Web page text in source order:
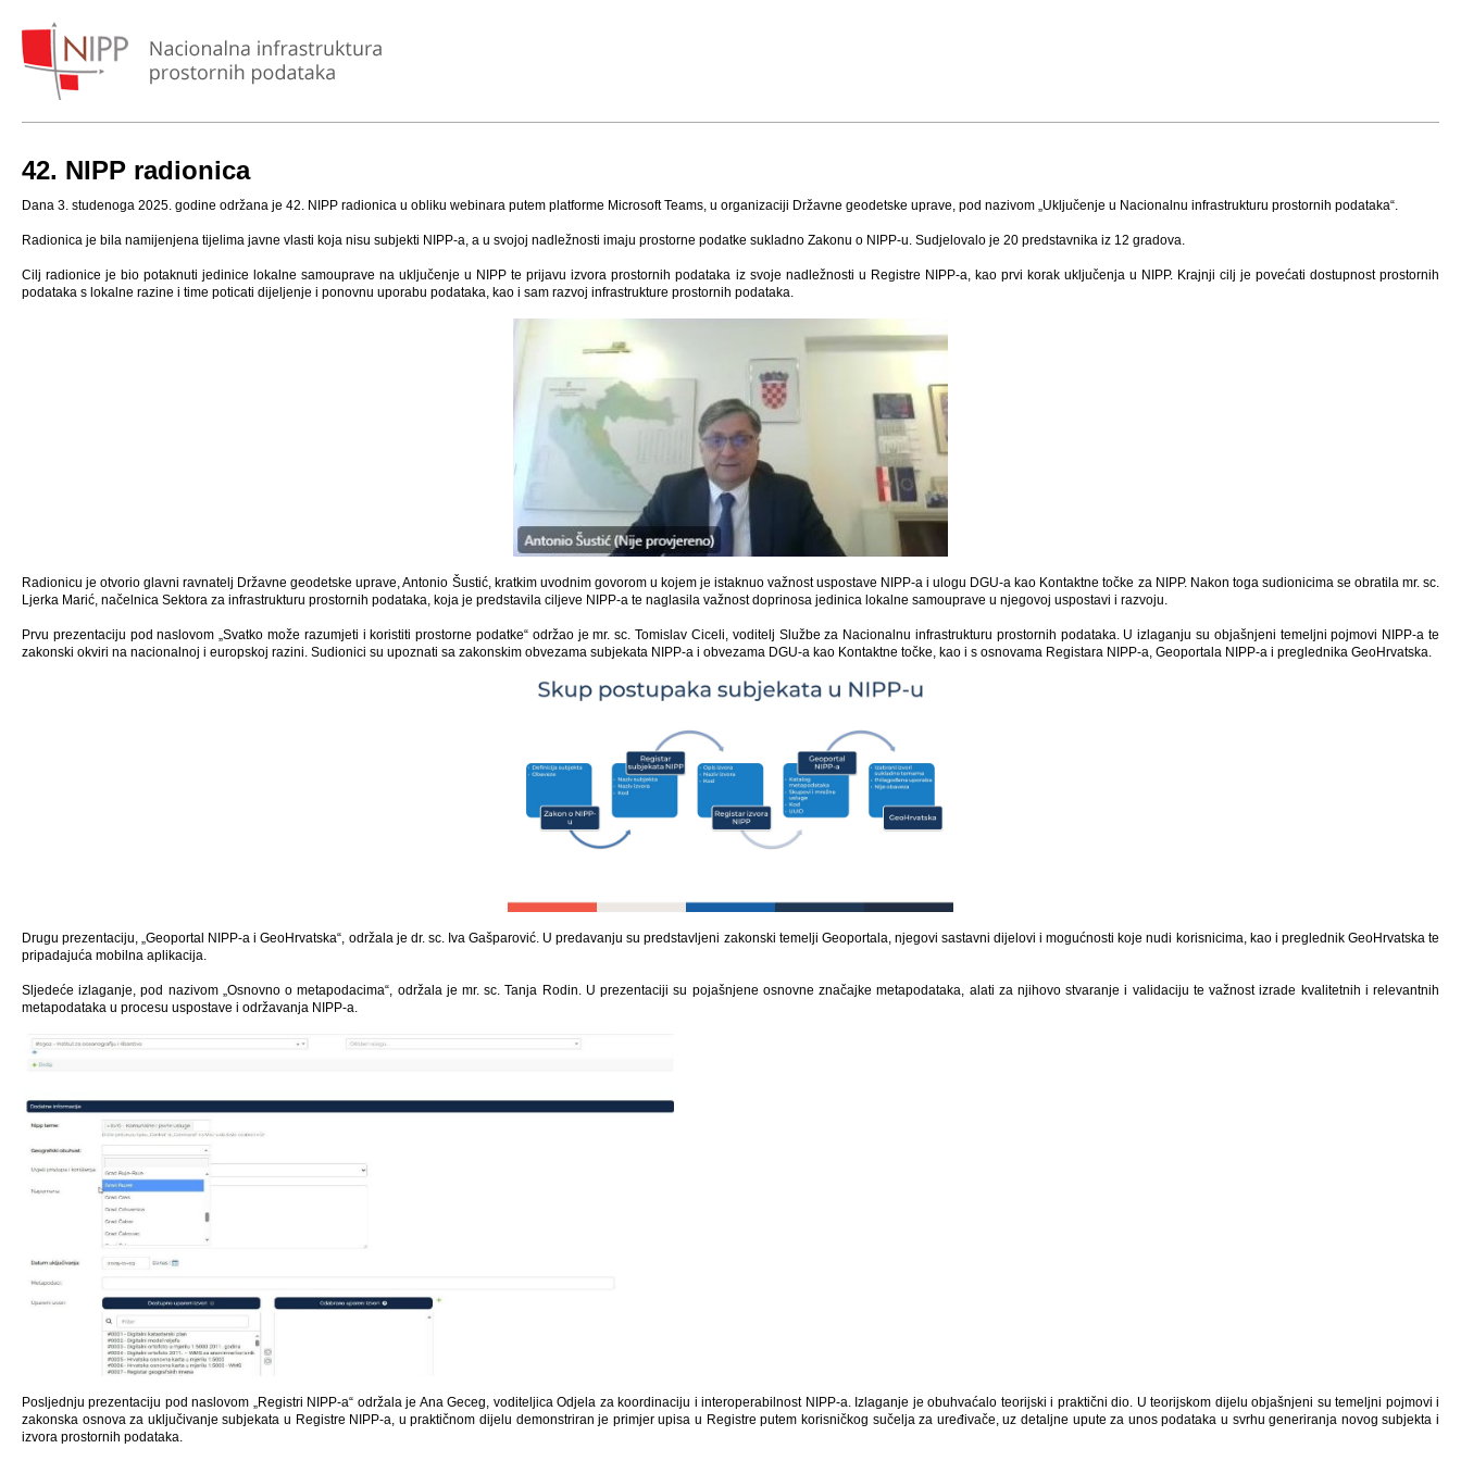
42. NIPP radionica
Dana 3. studenoga 2025. godine održana je 42. NIPP radionica u obliku webinara putem platforme Microsoft Teams, u organizaciji Državne geodetske uprave, pod nazivom „Uključenje u Nacionalnu infrastrukturu prostornih podataka“.
Radionica je bila namijenjena tijelima javne vlasti koja nisu subjekti NIPP-a, a u svojoj nadležnosti imaju prostorne podatke sukladno Zakonu o NIPP-u. Sudjelovalo je 20 predstavnika iz 12 gradova.
Cilj radionice je bio potaknuti jedinice lokalne samouprave na uključenje u NIPP te prijavu izvora prostornih podataka iz svoje nadležnosti u Registre NIPP-a, kao prvi korak uključenja u NIPP. Krajnji cilj je povećati dostupnost prostornih
podataka s lokalne razine i time poticati dijeljenje i ponovnu uporabu podataka, kao i sam razvoj infrastrukture prostornih podataka.
Radionicu je otvorio glavni ravnatelj Državne geodetske uprave, Antonio Šustić, kratkim uvodnim govorom u kojem je istaknuo važnost uspostave NIPP-a i ulogu DGU-a kao Kontaktne točke za NIPP. Nakon toga sudionicima se obratila mr. sc.
Ljerka Marić, načelnica Sektora za infrastrukturu prostornih podataka, koja je predstavila ciljeve NIPP-a te naglasila važnost doprinosa jedinica lokalne samouprave u njegovoj uspostavi i razvoju.
Prvu prezentaciju pod naslovom „Svatko može razumjeti i koristiti prostorne podatke“ održao je mr. sc. Tomislav Ciceli, voditelj Službe za Nacionalnu infrastrukturu prostornih podataka. U izlaganju su objašnjeni temeljni pojmovi NIPP-a te
zakonski okviri na nacionalnoj i europskoj razini. Sudionici su upoznati sa zakonskim obvezama subjekata NIPP-a i obvezama DGU-a kao Kontaktne točke, kao i s osnovama Registara NIPP-a, Geoportala NIPP-a i preglednika GeoHrvatska.
Drugu prezentaciju, „Geoportal NIPP-a i GeoHrvatska“, održala je dr. sc. Iva Gašparović. U predavanju su predstavljeni zakonski temelji Geoportala, njegovi sastavni dijelovi i mogućnosti koje nudi korisnicima, kao i preglednik GeoHrvatska te
pripadajuća mobilna aplikacija.
Sljedeće izlaganje, pod nazivom „Osnovno o metapodacima“, održala je mr. sc. Tanja Rodin. U prezentaciji su pojašnjene osnovne značajke metapodataka, alati za njihovo stvaranje i validaciju te važnost izrade kvalitetnih i relevantnih
metapodataka u procesu uspostave i održavanja NIPP-a.
Posljednju prezentaciju pod naslovom „Registri NIPP-a“ održala je Ana Geceg, voditeljica Odjela za koordinaciju i interoperabilnost NIPP-a. Izlaganje je obuhvaćalo teorijski i praktični dio. U teorijskom dijelu objašnjeni su temeljni pojmovi i
zakonska osnova za uključivanje subjekata u Registre NIPP-a, u praktičnom dijelu demonstriran je primjer upisa u Registre putem korisničkog sučelja za uređivače, uz detaljne upute za unos podataka u svrhu generiranja novog subjekta i
izvora prostornih podataka.